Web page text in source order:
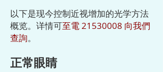
以下是现今控制近视增加的光学方法
概览。详情可至電 21530008 向我們
查詢。
正常眼睛